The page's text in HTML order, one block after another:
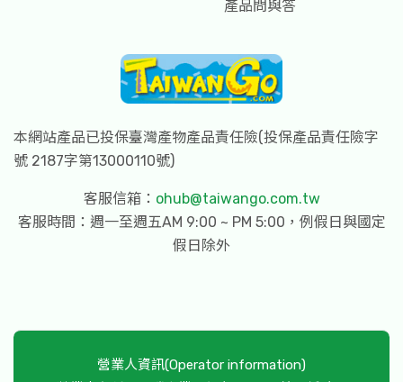
產品問與答
本網站產品已投保臺灣產物產品責任險(投保產品責任險字
號 2187字第13000110號)
客服信箱： ohub@taiwango.com.tw
客服時間：週一至週五AM 9:00 ~ PM 5:00，例假日與國定
假日除外
營業人資訊(Operator information)